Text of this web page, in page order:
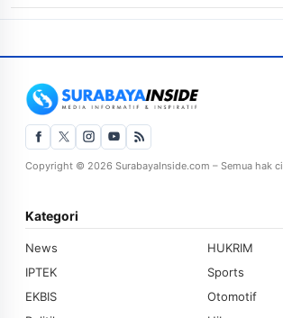
Copyright © 2026 SurabayaInside.com – Semua hak
Kategori
News
HUKRIM
IPTEK
Sports
EKBIS
Otomotif